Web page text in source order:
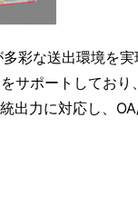
彩な送出環境を実
サポートしてお
出力に対応し、